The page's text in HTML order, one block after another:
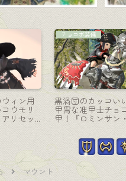
クセサリ
の天球
プラニ
コーディネート
【ミラプリ】彫金
を染色してオシャ
狩人コーディネート
マウント